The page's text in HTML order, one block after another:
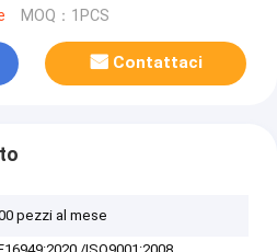
MOQ：1PCS
Contattaci
pezzi al mese